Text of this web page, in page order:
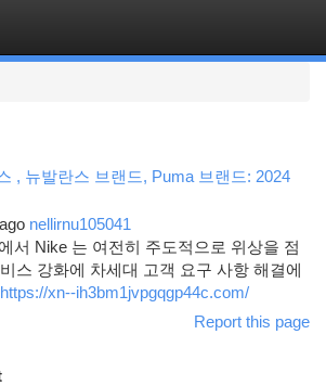
, 뉴발란스 브랜드, Puma 브랜드: 2024
nellirnu105041
서 Nike 는 여전히 주도적으로 위상을 점
스 강화에 차세대 고객 요구 사항 해결에
https://xn--ih3bm1jvpgqgp44c.com/
Report this page